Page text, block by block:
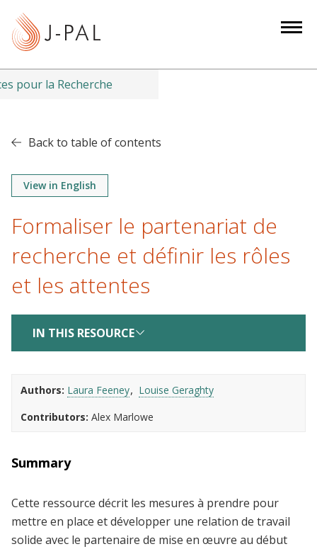
t
pour la Recherche
Back to table of contents
View in English
Formaliser le partenariat de
recherche et définir les rôles
et les attentes
IN THIS RESOURCE
Authors Laura Feeney
Louise Geraghty
Contributors Alex Marlowe
Summary
Cette ressource décrit les mesures à prendre pour
mettre en place et développer une relation de travail
solide avec le partenaire de mise en œuvre au début